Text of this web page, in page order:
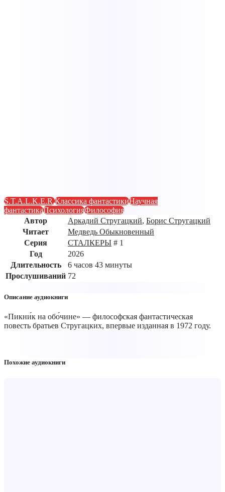
S.T.A.L.K.E.R.Классика фантастикиНаучная
фантастикаПсихологияФилософия
Автор
Аркадий Стругацкий, Борис Стругацкий
Читает
Медведь Обыкновенный
Серия
СТАЛКЕРЫ # 1
Год
2026
Длительность
6 часов 43 минуты
Прослушиваний 72
Описание аудиокниги
«Пикни́к на обо́чине» — философская фантастическая
повесть братьев Стругацких, впервые изданная в 1972 году.
Похожие аудиокниги